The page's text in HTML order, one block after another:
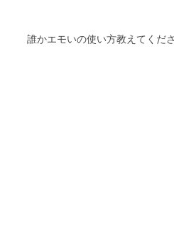
誰かエモいの使い方教えてくだ